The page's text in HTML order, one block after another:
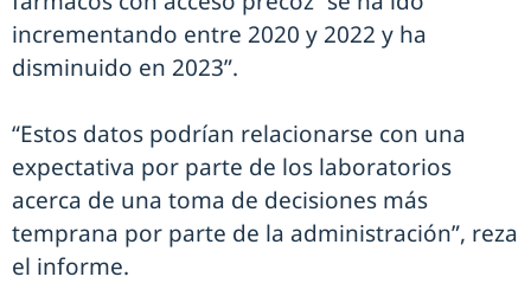
incrementando entre 2020 y 2022 y ha
disminuido en 2023”.
“Estos datos podrían relacionarse con una
expectativa por parte de los laboratorios
acerca de una toma de decisiones más
temprana por parte de la administración”, reza
el informe.